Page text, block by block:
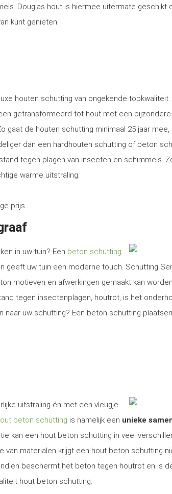
Douglas hout is hiermee uitermate geschikt
kunt genieten.
houten schutting van ongekende
getransformeerd tot hout met een
de houten schutting minimaal 25 jaar mee,
dan een hardhouten schutting of beton
tegen plagen van insecten en schimmels.
warme uitstraling.
prijs.
in uw tuin? Een beton schutting
geeft uw tuin een moderne touch. Schutting
motieven en afwerkingen gemaakt kan
tegen insectenplagen, houtrot, is het
naar uw schutting? Een beton schutting
uitstraling én met een vleugje
beton schutting is namelijk een unieke
kan een hout beton schutting in veel
materialen krijgt een hout beton schutting
beschermt het beton tegen houtrot en is
hout beton schutting.